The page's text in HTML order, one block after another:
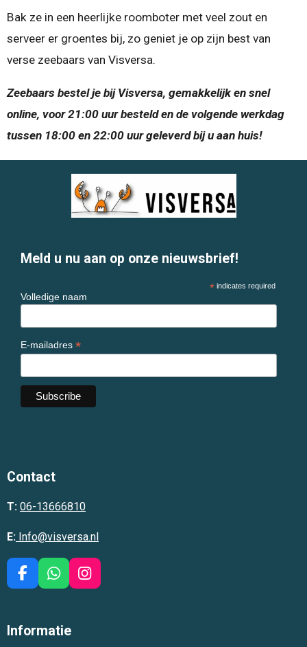
Bak ze in een heerlijke roomboter met veel zout en
serveer er groentes bij, zo geniet je op zijn best van
verse zeebaars van Visversa.
Zeebaars bestel je bij Visversa, gemakkelijk en snel
online, voor 21:00 uur besteld en de volgende werkdag
tussen 18:00 en 22:00 uur geleverd bij u aan huis!
Meld u nu aan op onze nieuwsbrief!
* indicates required
Volledige naam
E-mailadres *
Contact
T: 06-13666810
E: Info@visversa.nl
F
a
b
W
h
s
I
n
Informatie